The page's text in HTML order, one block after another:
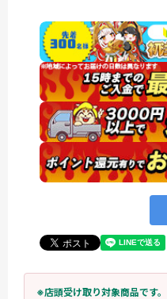
※店頭受け取り対象商品です。